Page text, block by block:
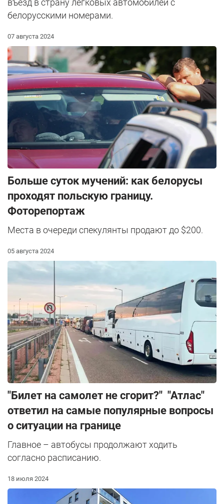
въезд в страну легковых автомобилей с
белорусскими номерами.
07 августа 2024
Больше суток мучений: как белорусы
проходят польскую границу.
Фоторепортаж
Места в очереди спекулянты продают до $200.
05 августа 2024
"Билет на самолет не сгорит?" "Атлас"
ответил на самые популярные вопросы
о ситуации на границе
Главное – автобусы продолжают ходить
согласно расписанию.
18 июля 2024